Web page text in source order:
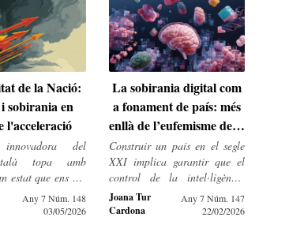
de la Nació:
sobirania en
l'acceleració
del
topa amb
estat que ens vol
extractiva i no
de futur.
Any 7 Núm. 148
03/05/2026
La sobirania digital com
a fonament de país: més
enllà de l’eufemisme de la
IA
Construir un país en el segle
XXI implica garantir que el
control de la intel·ligència
artificial resideixi en el
subjecte polític i no en centres
Joana Tur
Cardona
Any 7 Núm. 147
22/02/2026